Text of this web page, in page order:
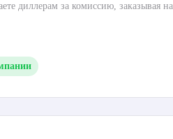
диллерам за комиссию, заказывая